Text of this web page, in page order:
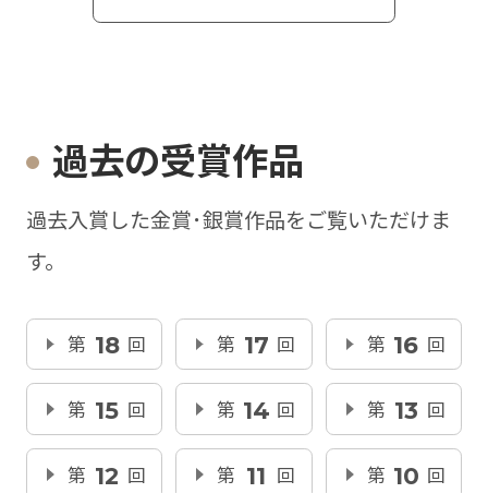
過去の受賞作品
過去入賞した金賞･銀賞作品をご覧いただけま
す。
第 18 回 第 17 回 第 16 回
第 15 回 第 14 回 第 13 回
第 12 回 第 11 回 第 10 回